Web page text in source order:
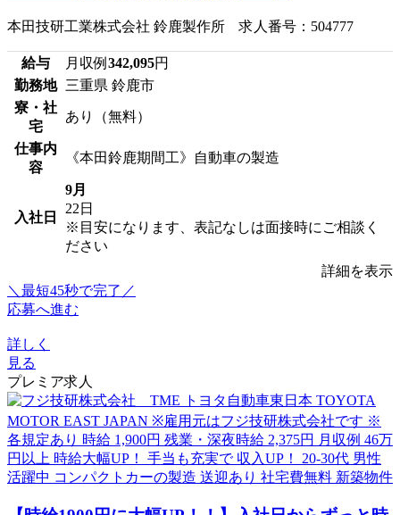
本田技研工業株式会社 鈴鹿製作所 求人番号：504777
給与 月収例 342,095円
勤務地 三重県 鈴鹿市
寮・社
宅
あり（無料）
仕事内
容
《本田鈴鹿期間工》自動車の製造
入社日
9月
22日
※目安になります、表記なしは面接時にご相談く
ださい
詳細を表示
＼最短45秒で完了／
応募へ進む
詳しく
見る
プレミア求人